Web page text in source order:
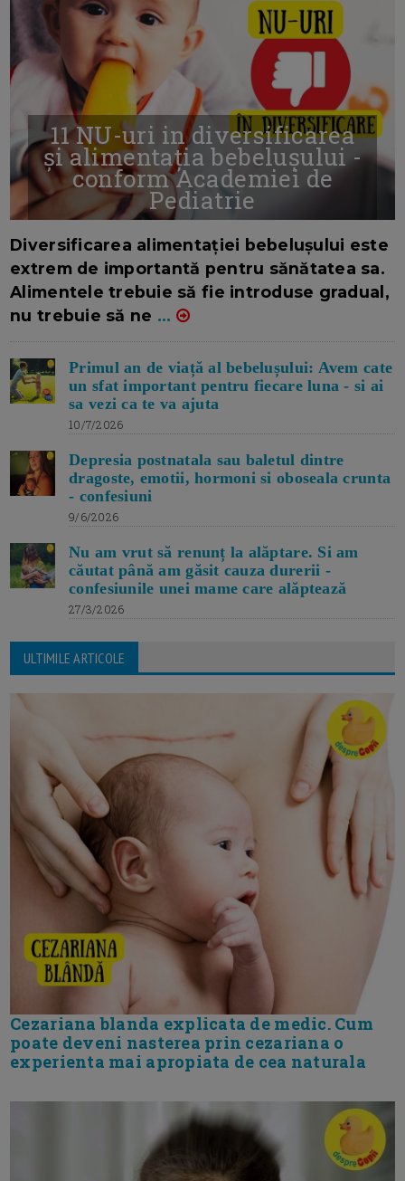
11 NU-uri in diversificarea
și alimentația bebelușului -
conform Academiei de
Pediatrie
Diversificarea alimentației bebelușului este
extrem de importantă pentru sănătatea sa.
Alimentele trebuie să fie introduse gradual,
nu trebuie să ne ...
Primul an de viață al bebelușului: Avem cate
un sfat important pentru fiecare luna - si ai
sa vezi ca te va ajuta
10/7/2026
Depresia postnatala sau baletul dintre
dragoste, emotii, hormoni si oboseala crunta
- confesiuni
9/6/2026
Nu am vrut să renunț la alăptare. Si am
căutat până am găsit cauza durerii -
confesiunile unei mame care alăptează
27/3/2026
ULTIMILE ARTICOLE
Cezariana blanda explicata de medic. Cum
poate deveni nasterea prin cezariana o
experienta mai apropiata de cea naturala